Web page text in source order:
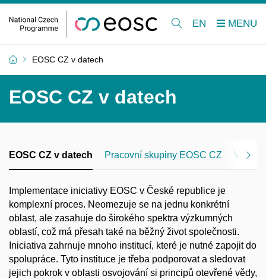
EN
EOSC CZ v datech
EOSC CZ v datech
EOSC CZ v datech Pracovní skupiny EOSC CZ
Implementace iniciativy EOSC v České republice je
komplexní proces. Neomezuje se na jednu konkrétní
oblast, ale zasahuje do širokého spektra výzkumných
oblastí, což má přesah také na běžný život společnosti.
Iniciativa zahrnuje mnoho institucí, které je nutné zapojit do
spolupráce. Tyto instituce je třeba podporovat a sledovat
jejich pokrok v oblasti osvojování si principů otevřené vědy,